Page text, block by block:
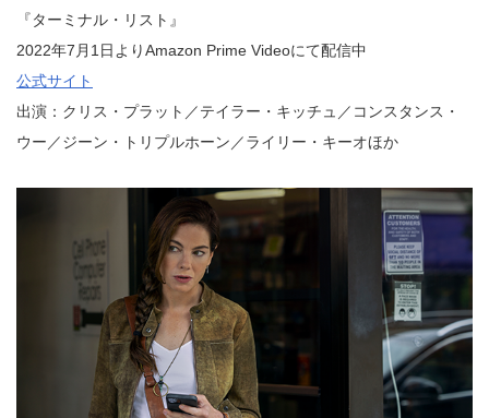
『ターミナル・リスト』
2022年7月1日よりAmazon Prime Videoにて配信中
公式サイト
出演：クリス・プラット／テイラー・キッチュ／コンスタンス・
ウー／ジーン・トリプルホーン／ライリー・キーオほか